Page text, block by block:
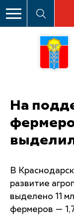
На
В
развитие
выделено 11
фермеров —